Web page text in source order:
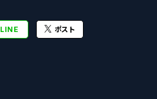
LINE ポスト